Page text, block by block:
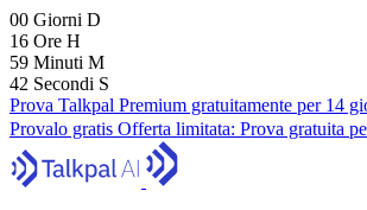
00 Giorni D
16 Ore H
59 Minuti M
41 Secondi S
Prova Talkpal Premium gratuitamente per 14
Provalo gratis Offerta limitata: Prova gratuita